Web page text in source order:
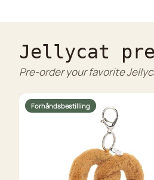
Jellycat
Pre-order your favorite
Forhåndsbestilling